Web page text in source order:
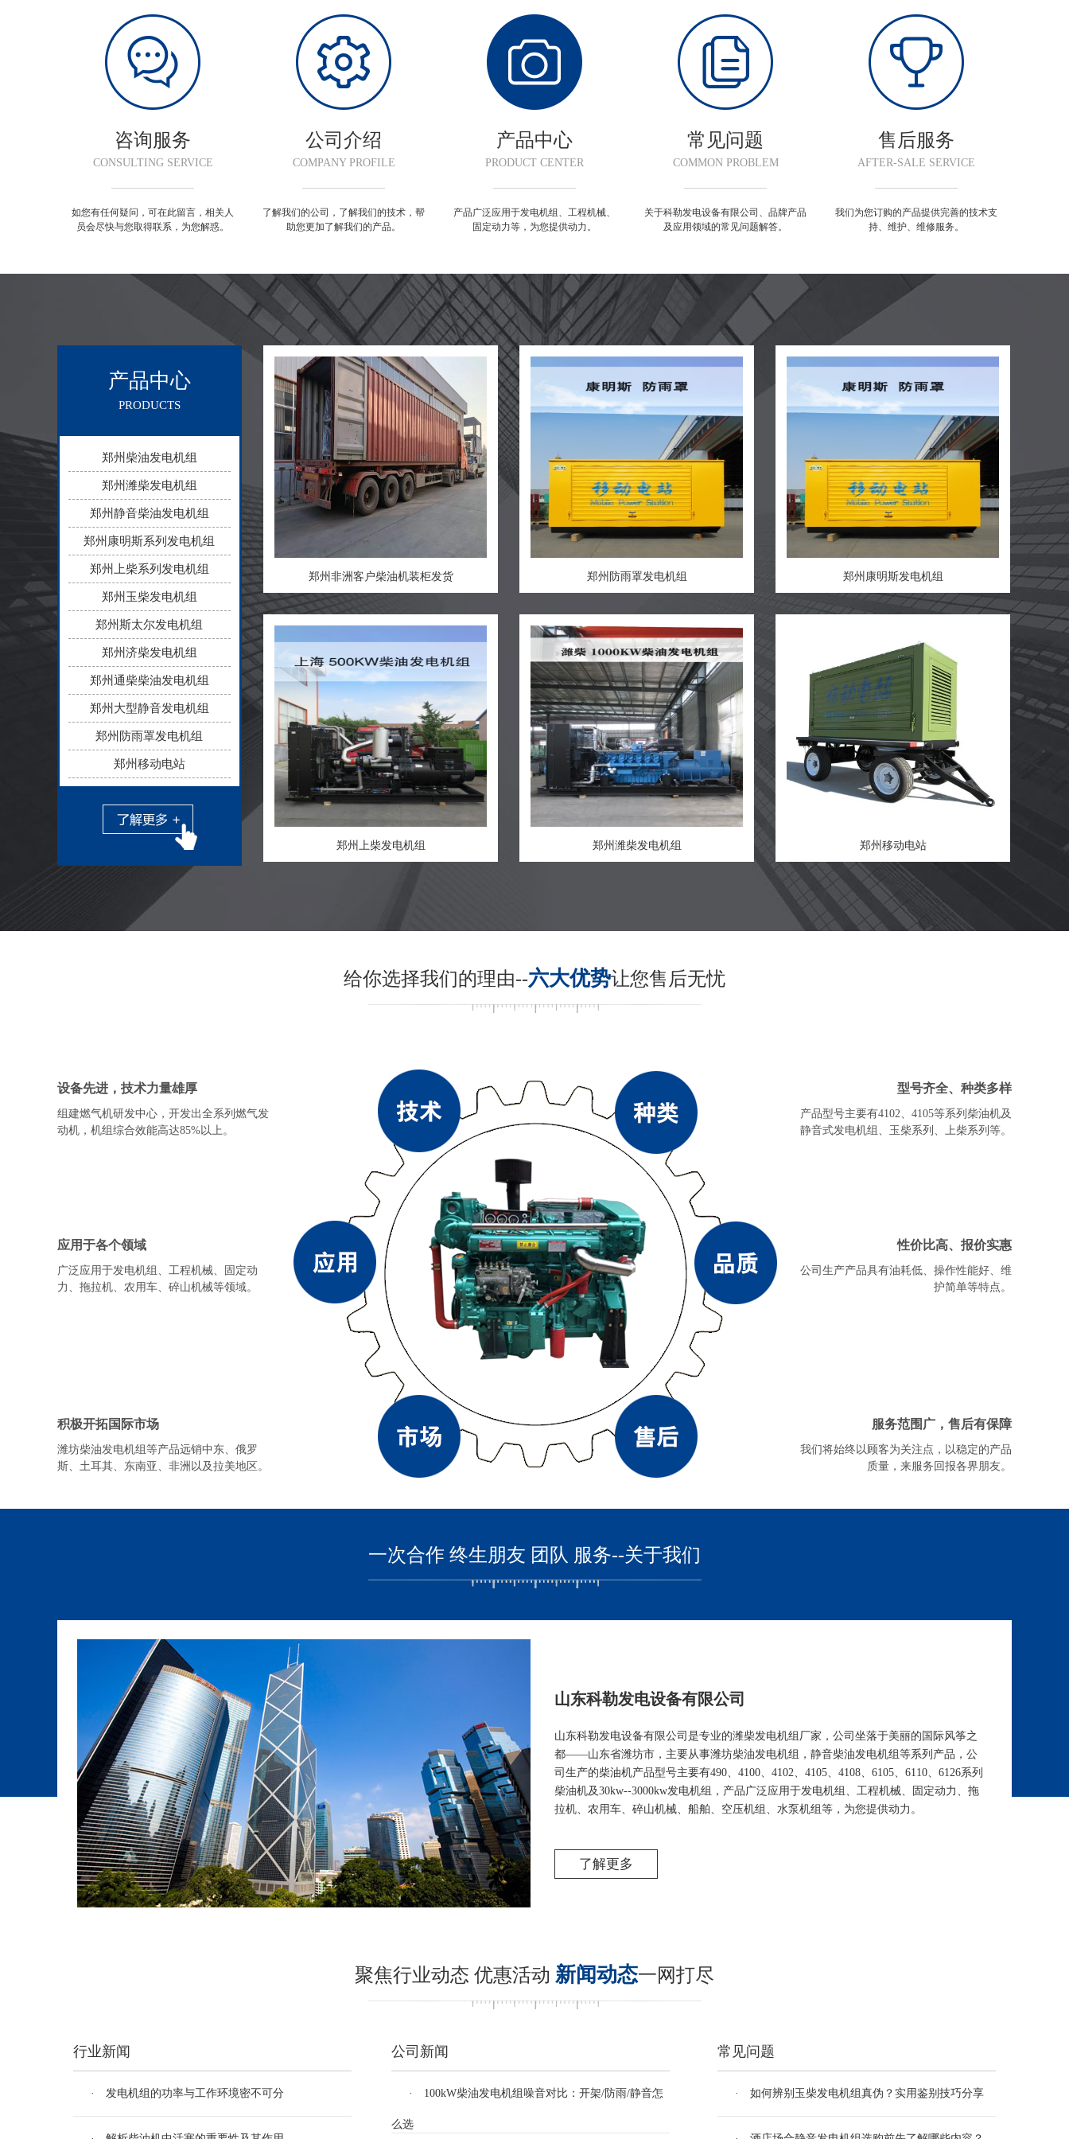
咨询服务
CONSULTING SERVICE
如您有任何疑问，可在此留言，相关人
员会尽快与您取得联系，为您解惑。
公司介绍
COMPANY PROFILE
了解我们的公司，了解我们的技术，帮
助您更加了解我们的产品。
产品中心
PRODUCT CENTER
产品广泛应用于发电机组、工程机械、
固定动力等，为您提供动力。
常见问题
COMMON PROBLEM
关于科勒发电设备有限公司、品牌产品
及应用领域的常见问题解答。
售后服务
AFTER-SALE SERVICE
我们为您订购的产品提供完善的技术支
持、维护、维修服务。
产品中心
PRODUCTS
郑州柴油发电机组
郑州潍柴发电机组
郑州静音柴油发电机组
郑州康明斯系列发电机组
郑州上柴系列发电机组
郑州玉柴发电机组
郑州斯太尔发电机组
郑州济柴发电机组
郑州通柴柴油发电机组
郑州大型静音发电机组
郑州防雨罩发电机组
郑州移动电站
郑州非洲客户柴油机装柜发货 郑州防雨罩发电机组 郑州康明斯发电机组
郑州上柴发电机组 郑州潍柴发电机组 郑州移动电站
给你选择我们的理由--六大优势让您售后无忧
设备先进，技术力量雄厚
组建燃气机研发中心，开发出全系列燃气发
动机，机组综合效能高达85%以上。
应用于各个领域
广泛应用于发电机组、工程机械、固定动
力、拖拉机、农用车、碎山机械等领域。
积极开拓国际市场
潍坊柴油发电机组等产品远销中东、俄罗
斯、土耳其、东南亚、非洲以及拉美地区。
型号齐全、种类多样
产品型号主要有4102、4105等系列柴油机及
静音式发电机组、玉柴系列、上柴系列等。
性价比高、报价实惠
公司生产产品具有油耗低、操作性能好、维
护简单等特点。
服务范围广，售后有保障
我们将始终以顾客为关注点，以稳定的产品
质量，来服务回报各界朋友。
一次合作 终生朋友 团队 服务--关于我们
山东科勒发电设备有限公司
山东科勒发电设备有限公司是专业的潍柴发电机组厂家，公司坐落于美丽的国际风筝之
都——山东省潍坊市，主要从事潍坊柴油发电机组，静音柴油发电机组等系列产品，公
司生产的柴油机产品型号主要有490、4100、4102、4105、4108、6105、6110、6126系列
柴油机及30kw--3000kw发电机组，产品广泛应用于发电机组、工程机械、固定动力、拖
拉机、农用车、碎山机械、船舶、空压机组、水泵机组等，为您提供动力。
了解更多
聚焦行业动态 优惠活动 新闻动态一网打尽
行业新闻
· 发电机组的功率与工作环境密不可分
公司新闻
· 100kW柴油发电机组噪音对比：开架/防雨/静音怎
么选
常见问题
· 如何辨别玉柴发电机组真伪？实用鉴别技巧分享